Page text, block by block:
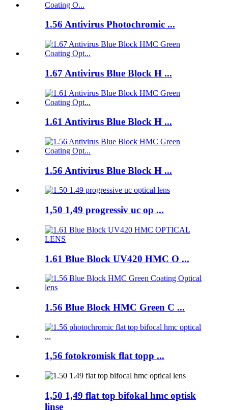
1.56 Antivirus Photochromic ...
1.67 Antivirus Blue Block H ...
1.61 Antivirus Blue Block H ...
1.56 Antivirus Blue Block H ...
1,50 1,49 progressiv uc op ...
1.61 Blue Block UV420 HMC O ...
1.56 Blue Block HMC Green C ...
1,56 fotokromisk flat topp ...
1,50 1,49 flat top bifokal hmc optisk
linse